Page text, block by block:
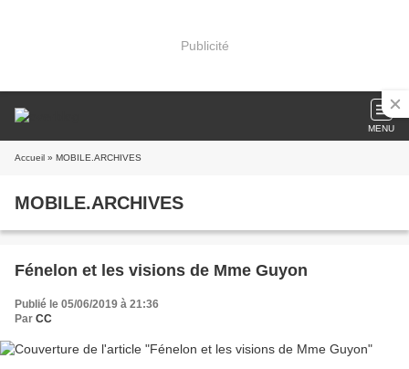
Publicité
MENU
Accueil » MOBILE.ARCHIVES
MOBILE.ARCHIVES
Fénelon et les visions de Mme Guyon
Publié le 05/06/2019 à 21:36
Par CC